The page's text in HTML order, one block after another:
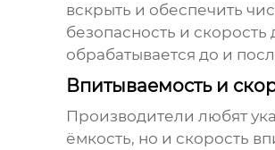
вскрыть и обеспечить
безопасность и
обрабатывается до и
Впитываемость и
Производители любят
ёмкость, но и скорость